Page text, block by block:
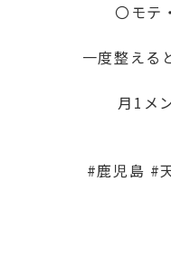
〇モテ
一度整える
月1メ
#鹿児島 #